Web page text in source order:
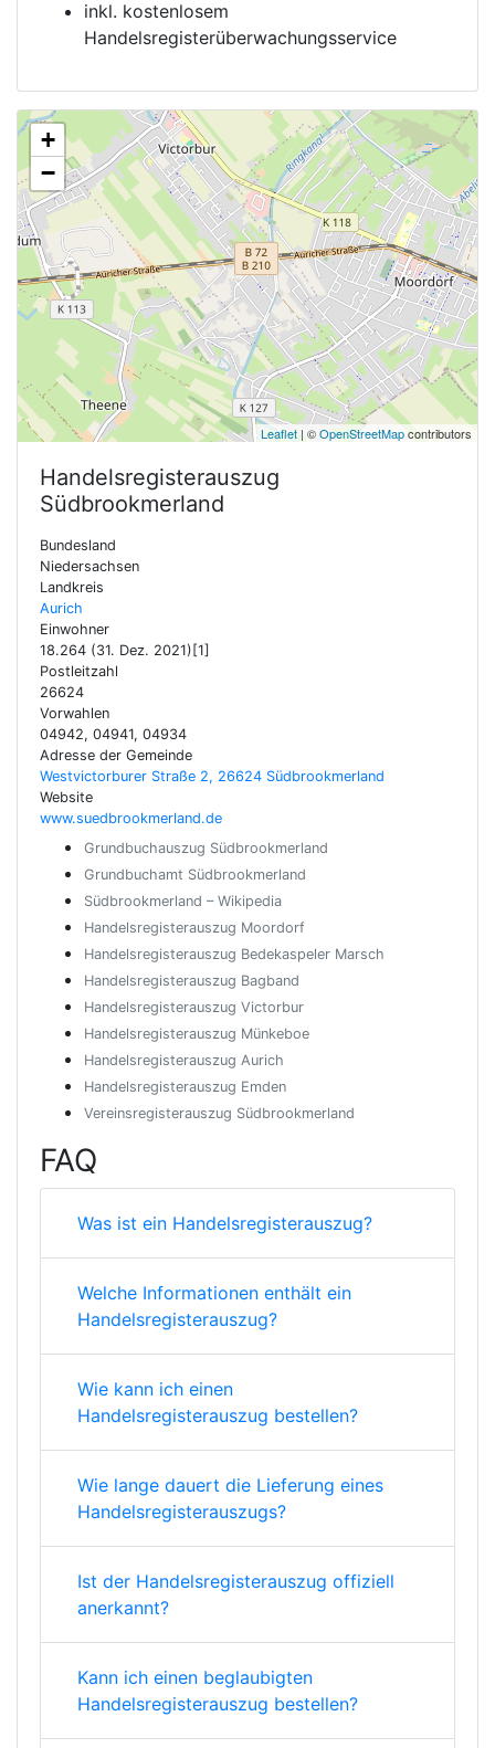
inkl. kostenlosem
Handelsregisterüberwachungsservice
+
−
Leaflet| ©OpenStreetMapcontributors
Handelsregisterauszug
Südbrookmerland
Bundesland
Niedersachsen
Landkreis
Aurich
Einwohner
18.264 (31. Dez. 2021)[1]
Postleitzahl
26624
Vorwahlen
04942, 04941, 04934
Adresse der Gemeinde
Westvictorburer Straße 2, 26624 Südbrookmerland
Website
www.suedbrookmerland.de
Grundbuchauszug Südbrookmerland
Grundbuchamt Südbrookmerland
Südbrookmerland – Wikipedia
Handelsregisterauszug Moordorf
Handelsregisterauszug Bedekaspeler Marsch
Handelsregisterauszug Bagband
Handelsregisterauszug Victorbur
Handelsregisterauszug Münkeboe
Handelsregisterauszug Aurich
Handelsregisterauszug Emden
Vereinsregisterauszug Südbrookmerland
FAQ
Was ist ein Handelsregisterauszug?
Welche Informationen enthält ein
Handelsregisterauszug?
Wie kann ich einen
Handelsregisterauszug bestellen?
Wie lange dauert die Lieferung eines
Handelsregisterauszugs?
Ist der Handelsregisterauszug offiziell
anerkannt?
Kann ich einen beglaubigten
Handelsregisterauszug bestellen?